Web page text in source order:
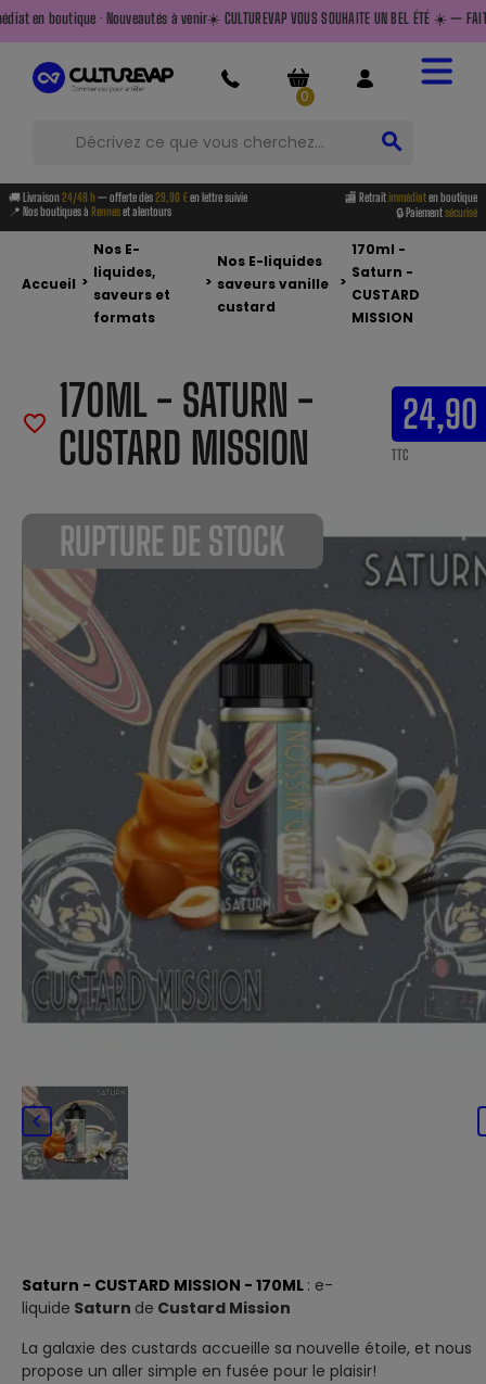
à venir☀️ CULTUREVAP VOUS SOUHAITE UN BEL ÉTÉ ☀️ — FAITES LE PLEIN
0
search
🚚 Livraison24/48 h — offerte dès29,90 €en lettre suivie 🏬 Retraitimmédiaten boutique
📍 Nos boutiques à Renneset alentours 🔒 Paiementsécurisé
Accueil >
Nos E-
liquides,
saveurs et
formats
>
Nos E-liquides
saveurs vanille
custard
>
170ml -
Saturn -
CUSTARD
MISSION
RUPTURE DE STOCK

favorite_border 170ML - SATURN -
CUSTARD MISSION
TTC
Saturn - CUSTARD MISSION - 170ML : e-
liquide Saturn de Custard Mission
La galaxie des custards accueille sa nouvelle étoile, et nous
propose un aller simple en fusée pour le plaisir!